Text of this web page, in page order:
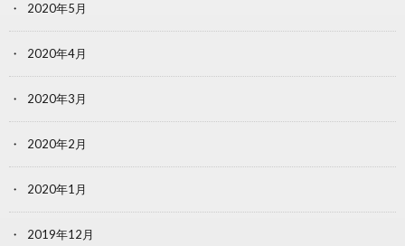
2020年5月
2020年4月
2020年3月
2020年2月
2020年1月
2019年12月